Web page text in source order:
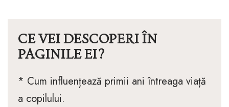
CE VEI DESCOPERI ÎN
PAGINILE EI?
* Cum influențează primii ani întreaga viață
a copilului.